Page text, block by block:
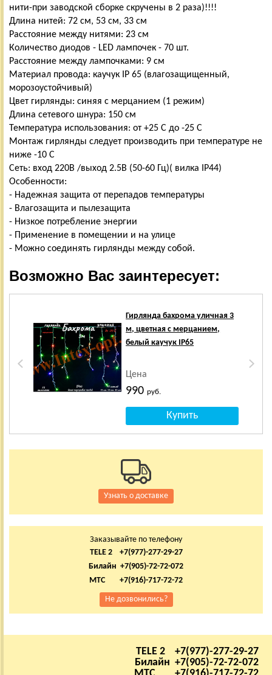
нити-при заводской сборке скручены в 2 раза)!!!!
Длина нитей: 72 см, 53 см, 33 см
Расстояние между нитями: 23 см
Количество диодов - LED лампочек - 70 шт.
Расстояние между лампочками: 9 см
Материал провода: каучук IP 65 (влагозащищенный,
морозоустойчивый)
Цвет гирлянды: синяя с мерцанием (1 режим)
Длина сетевого шнура: 150 см
Температура использования: от +25 С до -25 С
Монтаж гирлянды следует производить при температуре не
ниже -10 С
Сеть: вход 220В /выход 2.5В (50-60 Гц)( вилка IP44)
Особенности:
- Надежная защита от перепадов температуры
- Влагозащита и пылезащита
- Низкое потребление энергии
- Применение в помещении и на улице
- Можно соединять гирлянды между собой.
Возможно Вас заинтересует:
Гирлянда бахрома уличная 3
м, цветная с мерцанием,
белый каучук IP65
Цена
990руб.
Узнать о доставке
Заказывайте по телефону
TELE 2 +7(977)-277-29-27
Билайн +7(905)-72-72-072
МТС +7(916)-717-72-72
Не дозвонились?
TELE 2 +7(977)-277-29-27
Билайн +7(905)-72-72-072